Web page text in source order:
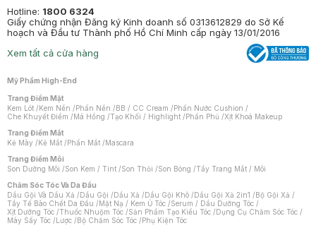
Hotline: 1800 6324
Giấy chứng nhận Đăng ký Kinh doanh số 0313612829 do Sở Kế
hoạch và Đầu tư Thành phố Hồ Chí Minh cấp ngày 13/01/2016
Xem tất cả cửa hàng
Mỹ Phẩm High-End
Trang Điểm Mặt
Kem Lót /Kem Nền /Phấn Nền /BB / CC Cream /Phấn Nước Cushion /
Che Khuyết Điểm /Má Hồng /Tạo Khối / Highlight /Phấn Phủ /Xịt Khoá Makeup
Trang Điểm Mắt
Kẻ Mày /Kẻ Mắt /Phấn Mắt /Mascara
Trang Điểm Môi
Son Dưỡng Môi /Son Kem / Tint /Son Thỏi /Son Bóng /Tẩy Trang Mắt / Môi
Chăm Sóc Tóc Và Da Đầu
Dầu Gội Và Dầu Xả /Dầu Gội /Dầu Xả /Dầu Gội Khô /Dầu Gội Xả 2in1 /Bộ Gội Xả /
Tẩy Tế Bào Chết Da Đầu /Mặt Nạ / Kem Ủ Tóc /Serum / Dầu Dưỡng Tóc /
Xịt Dưỡng Tóc /Thuốc Nhuộm Tóc /Sản Phẩm Tạo Kiểu Tóc /Dụng Cụ Chăm Sóc Tóc /
Máy Sấy Tóc /Lược /Bộ Chăm Sóc Tóc /Phụ Kiện Tóc